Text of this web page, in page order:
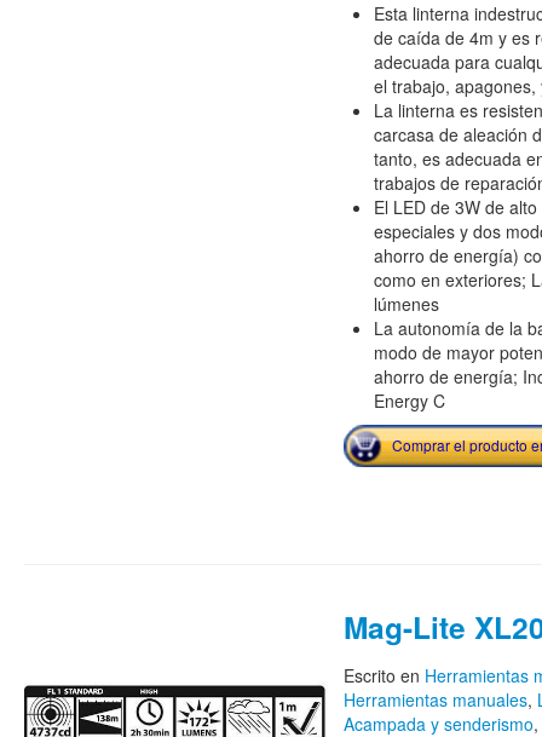
Esta linterna
de caída de 4m y es
adecuada para
el trabajo, apagones,
La linterna es
carcasa de aleación
tanto, es adecuada
trabajos de
El LED de 3W de
especiales y dos
ahorro de energía)
como en exteriores;
lúmenes
La autonomía de la
modo de mayor
ahorro de energía;
Energy C
Comprar el producto
Mag-Lite
Escrito en Herramientas
Herramientas manuales,
Acampada y senderismo,